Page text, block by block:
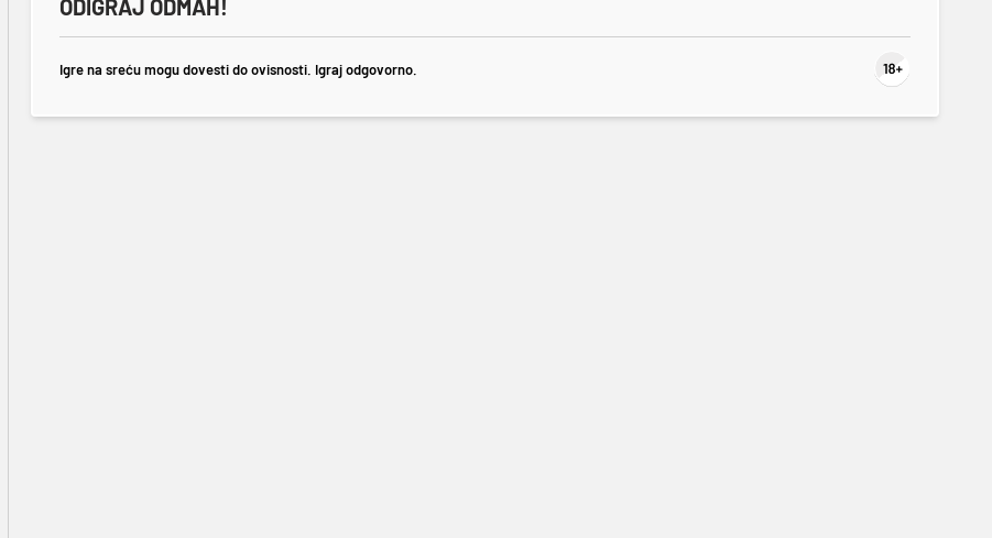
ODIGRAJ ODMAH!
Igre na sreću mogu dovesti do ovisnosti. Igraj odgovorno.